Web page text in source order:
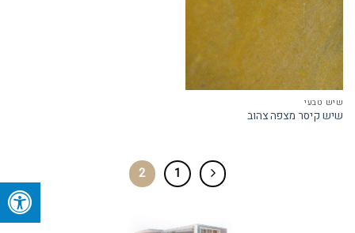
שיש טבעי
שיש קיסר מצפה צהוב
1
2